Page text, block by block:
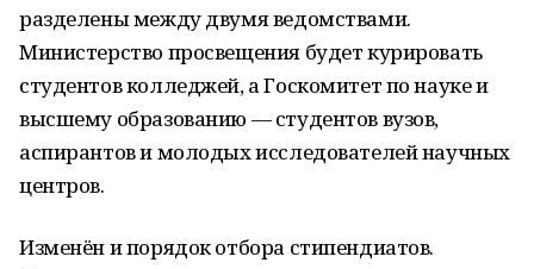
разделены между двумя ведомствами.
Министерство просвещения будет курировать
студентов колледжей, а Госкомитет по науке и
высшему образованию — студентов вузов,
аспирантов и молодых исследователей научных
центров.
Изменён и порядок отбора стипендиатов.